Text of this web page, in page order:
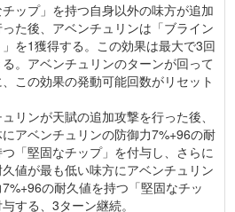
チップ」を持つ自身以外の味方が追加
た後、アベンチュリンは「ブライン
」を1獲得する。この効果は最大で3回
。アベンチュリンのターンが回って
この効果の発動可能回数がリセット
リンが天賦の追加攻撃を行った後、
アベンチュリンの防御力7%+96の耐
「堅固なチップ」を付与し、さらに
値が最も低い味方にアベンチュリン
の耐久値を持つ「堅固なチッ
する、3ターン継続。